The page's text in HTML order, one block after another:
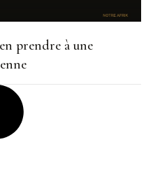
prendre à une